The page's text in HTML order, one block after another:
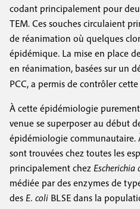
codant principalement pour
TEM. Ces souches circulaient
de réanimation où quelques
épidémique. La mise en place
en réanimation, basées sur un
PCC, a permis de contrôler
À cette épidémiologie
venue se superposer au début
épidémiologie communautaire.
sont trouvées chez toutes les
principalement chez Escherichia
médiée par des enzymes de
des E. coli BLSE dans la